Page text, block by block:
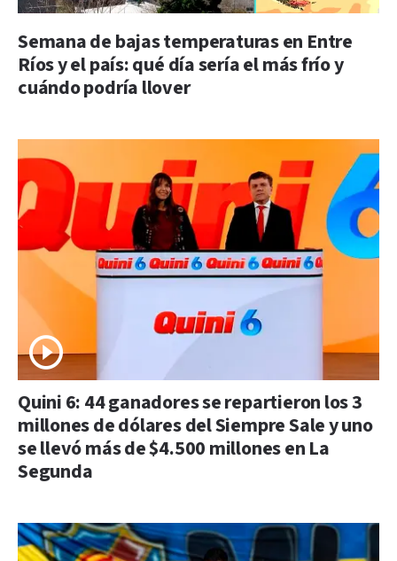
Semana de bajas temperaturas en Entre
Ríos y el país: qué día sería el más frío y
cuándo podría llover
Quini 6: 44 ganadores se repartieron los 3
millones de dólares del Siempre Sale y uno
se llevó más de $4.500 millones en La
Segunda